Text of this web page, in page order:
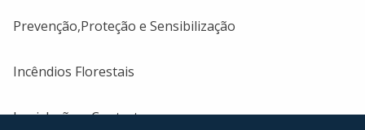
Prevenção,Proteção e Sensibilização
Incêndios Florestais
Legislação e Contactos